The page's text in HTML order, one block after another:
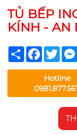
TỦ BẾP
KÍNH - AN
Share Facebook
Hotline